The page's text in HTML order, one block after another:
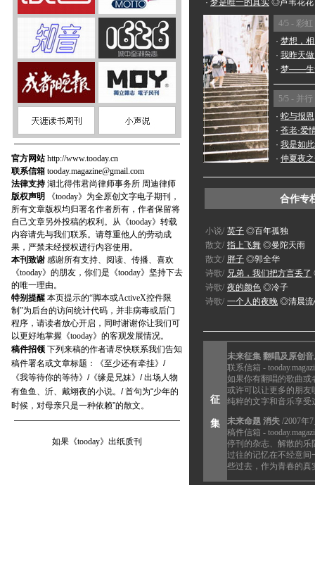
官方网站http://www.tooday.cn
联系信箱 tooday.magazine@gmail.com
法律支持湖北得伟君尚律师事务所 周迪律师
版权声明
《tooday》为全原创文字电子期刊，
所有文章版权均归署名作者所有，作者保留将
自己文章另外投稿的权利。从《tooday》转载
内容请先与我们联系。请尊重他人的劳动成
果，严禁未经授权进行内容使用。
本刊致谢 感谢所有支持、阅读、传播、喜欢
《tooday》的朋友，你们是《tooday》坚持下去
的唯一理由。
特别提醒 本页提示的“脚本或ActiveX控件限
制”为后台的访问统计代码，并非病毒或后门
程序，请读者放心开启，同时谢谢你让我们可
以更好地掌握《tooday》的客观发展情况。
稿件招领 下列来稿的作者请尽快联系我们告知
稿件署名或文章标题：《至少还有牵挂》/
《我等待你的等待》/《缘是兄妹》/ 出场人物
有鱼鱼、沂、戴翊夜的小说。/ 首句为“少年的
时候，对母亲只是一种依赖”的散文。
如果《tooday》出纸质刊
· 梦是唯一的真实 ◎芦苇花花
4/5 - 彩虹
· 梦想，
· 我昨天
· 梦——生
5/5 - 并行
· 蛇与报恩
· 苍老·爱
· 我是如
· 仲夏夜
合作专
小说/ 英子 ◎百年孤独
散文/ 指上飞舞 ◎曼陀天雨
散文/ 胖子 ◎郭全华
诗歌/ 兄弟，我们把方言丢了
诗歌/ 夜的颜色 ◎冷子
诗歌/ 一个人的夜晚 ◎清晨流
征
集
未来征集 翻唱及原创
联系信箱 -
如果你有翻唱的歌曲或
或许可以让更多的朋友
纯粹的文字和音乐享受
未来命题 消失 /2007年
稿件信箱 -
停刊的杂志、解散的乐
过往的记忆在不经意间
些过去，作为青春的真